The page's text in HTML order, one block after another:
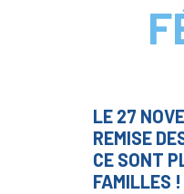
LE 27
REMISE
CE SONT
FAMILLES !